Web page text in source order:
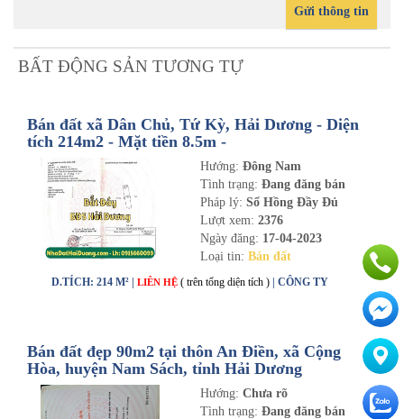
Gửi thông tin
BẤT ĐỘNG SẢN TƯƠNG TỰ
Bán đất xã Dân Chủ, Tứ Kỳ, Hải Dương - Diện
tích 214m2 - Mặt tiền 8.5m -
nhadathaiduong.com
Hướng: Đông Nam
Tình trạng: Đang đăng bán
Pháp lý: Sổ Hồng Đầy Đủ
Lượt xem: 2376
Ngày đăng: 17-04-2023
Loại tin: Bán đất
D.TÍCH: 214 M² | LIÊN HỆ ( trên tổng diện tích ) | CÔNG TY
Bán đất đẹp 90m2 tại thôn An Điền, xã Cộng
Hòa, huyện Nam Sách, tỉnh Hải Dương
Hướng: Chưa rõ
Tình trạng: Đang đăng bán